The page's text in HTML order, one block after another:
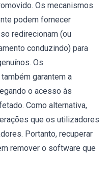
Os mecanismos
podem fornecer
redirecionam (ou
conduzindo) para
Os
garantem a
o acesso às
Como alternativa,
que os utilizadores
Portanto, recuperar
remover o software que